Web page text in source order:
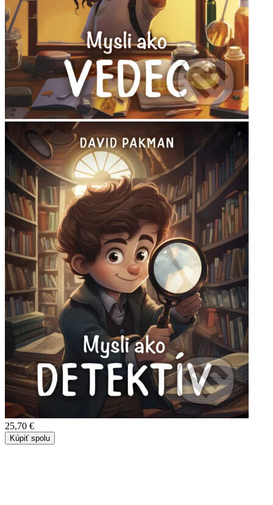
25,70 €
Kúpiť spolu